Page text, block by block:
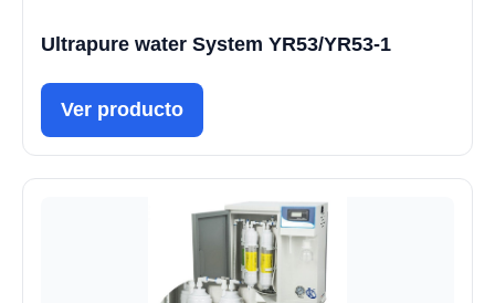
Ultrapure water System YR53/YR53-1
Ver producto